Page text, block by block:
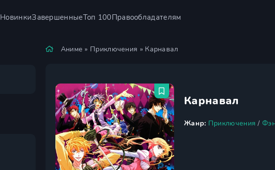
НовинкиЗавершенныеТоп 100Правообладателям
Аниме » Приключения » Карнавал
Карнавал
Жанр: Приключения /